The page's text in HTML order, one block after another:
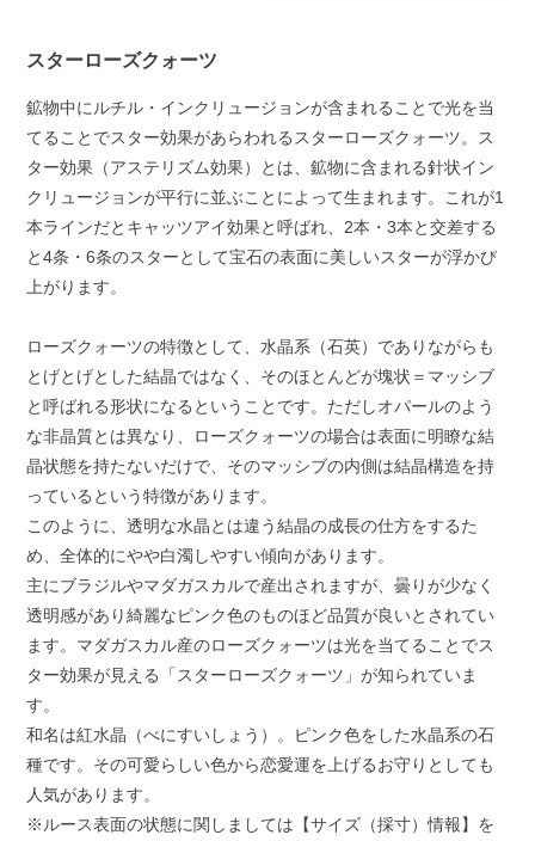
スターローズクォーツ
鉱物中にルチル・インクリュージョンが含まれることで光を当
てることでスター効果があらわれるスターローズクォーツ。ス
ター効果（アステリズム効果）とは、鉱物に含まれる針状イン
クリュージョンが平行に並ぶことによって生まれます。これが1
本ラインだとキャッツアイ効果と呼ばれ、2本・3本と交差する
と4条・6条のスターとして宝石の表面に美しいスターが浮かび
上がります。
ローズクォーツの特徴として、水晶系（石英）でありながらも
とげとげとした結晶ではなく、そのほとんどが塊状＝マッシブ
と呼ばれる形状になるということです。ただしオパールのよう
な非晶質とは異なり、ローズクォーツの場合は表面に明瞭な結
晶状態を持たないだけで、そのマッシブの内側は結晶構造を持
っているという特徴があります。
このように、透明な水晶とは違う結晶の成長の仕方をするた
め、全体的にやや白濁しやすい傾向があります。
主にブラジルやマダガスカルで産出されますが、曇りが少なく
透明感があり綺麗なピンク色のものほど品質が良いとされてい
ます。マダガスカル産のローズクォーツは光を当てることでス
ター効果が見える「スターローズクォーツ」が知られていま
す。
和名は紅水晶（べにすいしょう）。ピンク色をした水晶系の石
種です。その可愛らしい色から恋愛運を上げるお守りとしても
人気があります。
※ルース表面の状態に関しましては【サイズ（採寸）情報】を